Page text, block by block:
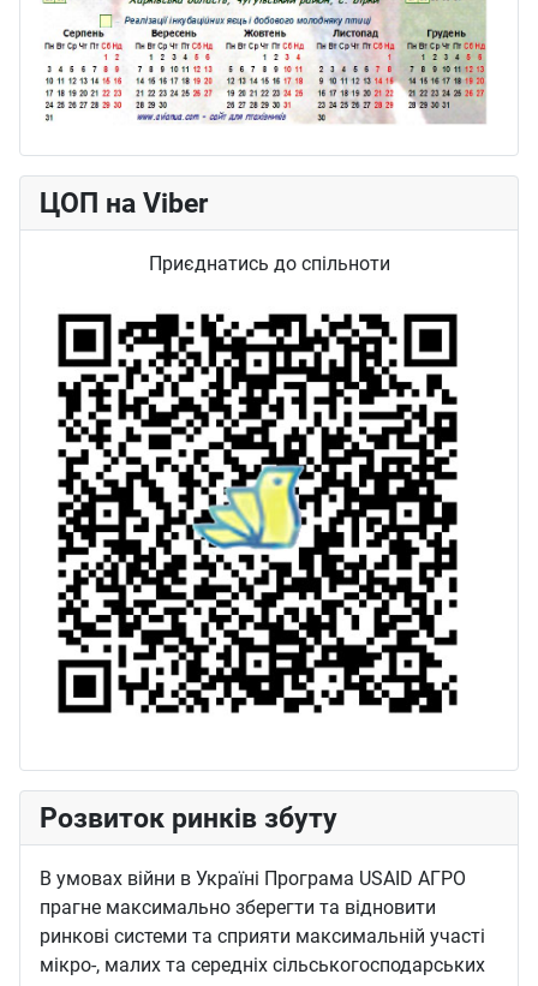
ЦОП на Viber
Приєднатись до спільноти
Розвиток ринків збуту
В умовах війни в Україні Програма USAID АГРО
прагне максимально зберегти та відновити
ринкові системи та сприяти максимальній участі
мікро-, малих та середніх сільськогосподарських